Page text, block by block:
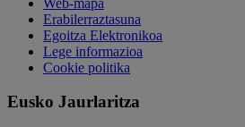
Erabilerraztasuna
Egoitza Elektronikoa
Lege informazioa
Cookie politika
Eusko Jaurlaritza